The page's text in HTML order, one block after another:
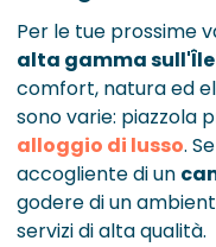
Per le tue prossime
alta gamma sull'Île
comfort, natura ed
sono varie: piazzola
alloggio di lusso.
accogliente di un
godere di un
servizi di alta qualità.